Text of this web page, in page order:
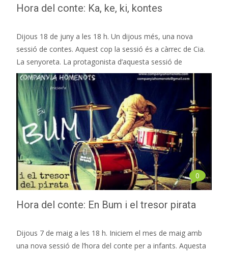
Hora del conte: Ka, ke, ki, kontes
Dijous 18 de juny a les 18 h. Un dijous més, una nova
sessió de contes. Aquest cop la sessió és a càrrec de Cia.
La senyoreta. La protagonista d’aquesta sessió de
0
Hora del conte: En Bum i el tresor pirata
Dijous 7 de maig a les 18 h. Iniciem el mes de maig amb
una nova sessió de l’hora del conte per a infants. Aquesta